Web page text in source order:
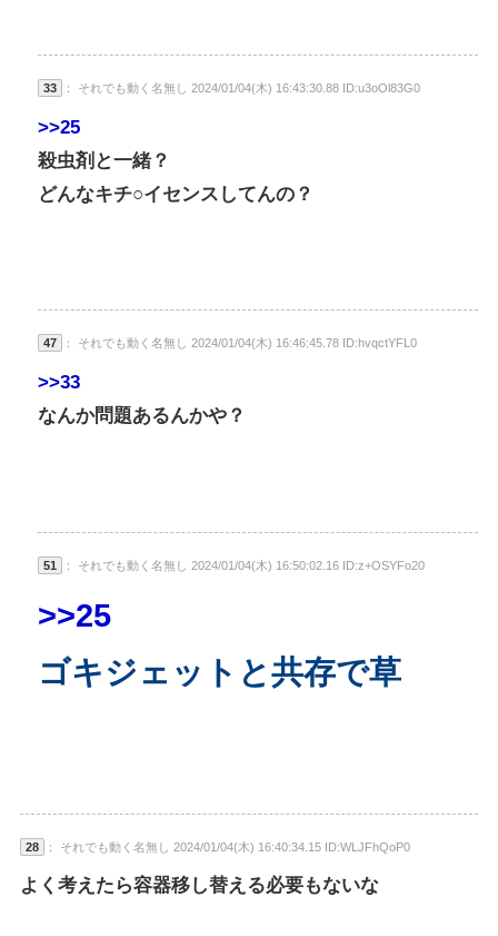
33 ： それでも動く名無し 2024/01/04(木) 16:43:30.88 ID:u3oOl83G0
>>25
殺虫剤と一緒？
どんなキチ○イセンスしてんの？
47 ： それでも動く名無し 2024/01/04(木) 16:46:45.78 ID:hvqctYFL0
>>33
なんか問題あるんかや？
51 ： それでも動く名無し 2024/01/04(木) 16:50:02.16 ID:z+OSYFo20
>>25
ゴキジェットと共存で草
28 ： それでも動く名無し 2024/01/04(木) 16:40:34.15 ID:WLJFhQoP0
よく考えたら容器移し替える必要もないな